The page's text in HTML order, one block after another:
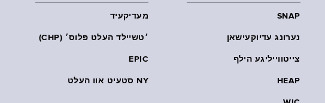
SNAP
נערונג עדיוקעישאן
צייטווייליגע הילף
HEAP
מעדיקעיד
׳טשיילד העלט פּלוס׳ (CHP)
EPIC
NY סטעיט אוו העלט